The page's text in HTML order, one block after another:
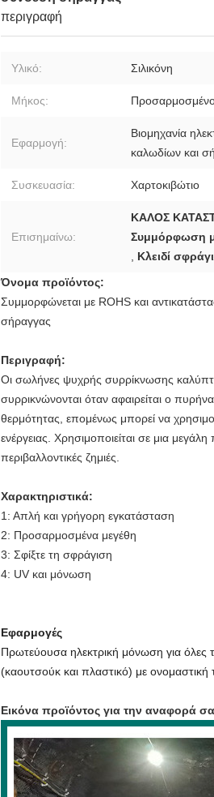
περιγραφή
Υλικό: Σιλικόνη
Μήκος:
Εφαρμογή:
Βιομηχανία
καλωδίων και
Συσκευασία: Χαρτοκιβώτιο
Επισημαίνω:
ΚΑΛΟΣ
Συμμόρφωση
, Κλειδί
Όνομα προϊόντος:
Συμμορφώνεται με ROHS και
σήραγγας
Περιγραφή:
Οι σωλήνες ψυχρής συρρίκνωσης
συρρικνώνονται όταν αφαιρείται ο
θερμότητας, επομένως μπορεί να
ενέργειας. Χρησιμοποιείται σε μια
περιβαλλοντικές ζημιές.
Χαρακτηριστικά:
1: Απλή και γρήγορη εγκατάσταση
2: Προσαρμοσμένα μεγέθη
3: Σφίξτε τη σφράγιση
4: UV και μόνωση
Εφαρμογές
Πρωτεύουσα ηλεκτρική μόνωση για όλες
(καουτσούκ και πλαστικό) με
Εικόνα προϊόντος για την αναφορά